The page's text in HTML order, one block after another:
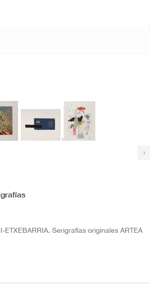
›
ETXEBARRIA. Serigrafías originales ARTEA